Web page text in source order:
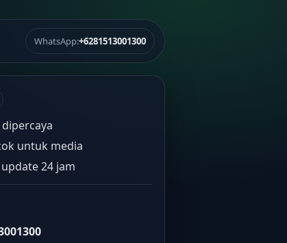
WhatsApp:+6281513001300
untuk media
24 jam